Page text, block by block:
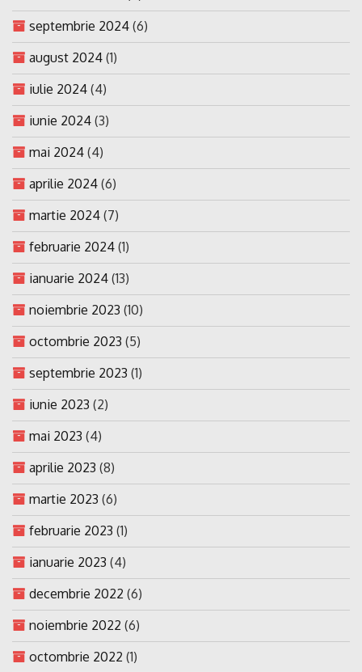
septembrie 2024 (6)
august 2024 (1)
iulie 2024 (4)
iunie 2024 (3)
mai 2024 (4)
aprilie 2024 (6)
martie 2024 (7)
februarie 2024 (1)
ianuarie 2024 (13)
noiembrie 2023 (10)
octombrie 2023 (5)
septembrie 2023 (1)
iunie 2023 (2)
mai 2023 (4)
aprilie 2023 (8)
martie 2023 (6)
februarie 2023 (1)
ianuarie 2023 (4)
decembrie 2022 (6)
noiembrie 2022 (6)
octombrie 2022 (1)